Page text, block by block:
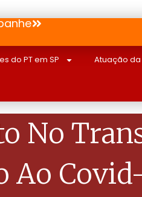
do PT em SP Atuação
No
Ao